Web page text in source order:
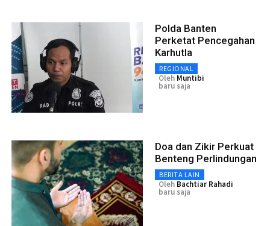
Polda Banten
Perketat Pencegahan
Karhutla
REGIONAL
Oleh Muntibi
baru saja
Doa dan Zikir Perkuat
Benteng Perlindungan
BERITA LAIN
Oleh Bachtiar Rahadi
baru saja